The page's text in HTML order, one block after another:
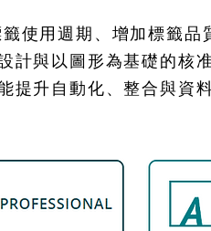
使用週期、增加標籤品
計與以圖形為基礎的核
升自動化、整合與資料